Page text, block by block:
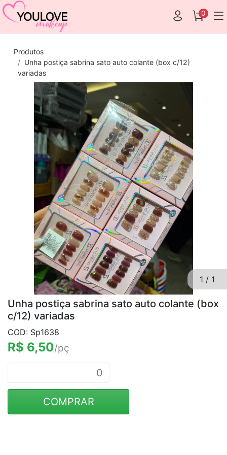
0
Produtos
Unha postiça sabrina sato auto colante (box c/12)
variadas
1 / 1
Unha postiça sabrina sato auto colante (box
c/12) variadas
COD: Sp1638
R$ 6,50/pç
COMPRAR